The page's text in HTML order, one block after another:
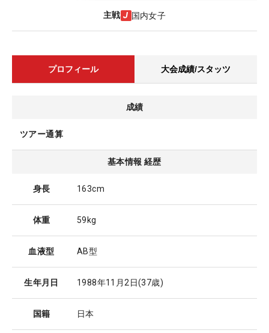
主戦 国内女子
プロフィール 大会成績/スタッツ
成績
ツアー通算
基本情報 経歴
身長 163cm
体重 59kg
血液型 AB型
生年月日 1988年11月2日(37歳)
国籍 日本